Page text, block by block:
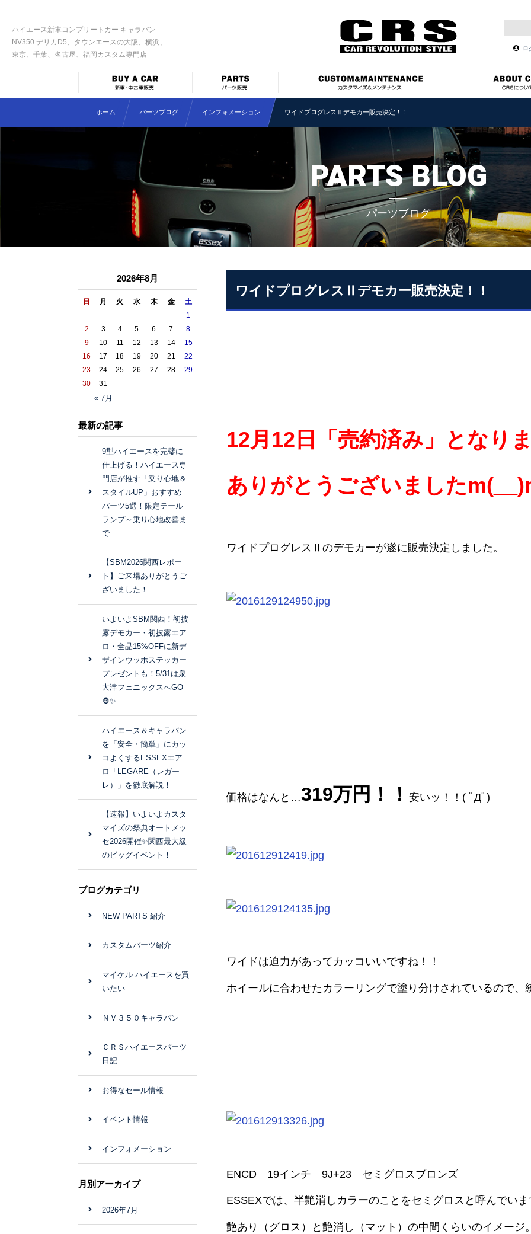
ハイエース新車コンプリートカー キャラバン
NV350 デリカD5、タウンエースの大阪、横浜、
東京、千葉、名古屋、福岡カスタム専門店
ロ
ホーム パーツブログ インフォメーション ワイドプログレスⅡデモカー販売決定！！
PARTS BLOG
パーツブログ
ワイドプログレスⅡデモカー販売決定！！
12月12日「売約済み」となり
ありがとうございました
ワイドプログレスⅡのデモカーが遂に販売決定しました。
価格はなんと…319万円！！ 安いッ！！( ﾟДﾟ)
ワイドは迫力があってカッコいいですね！！
ホイールに合わせたカラーリングで塗り分けされているので、
ENCD 19インチ 9J+23 セミグロスブロンズ
ESSEXでは、半艶消しカラーのことをセミグロスと呼んでいま
艶あり（グロス）と艶消し（マット）の中間くらいのイメージ
2026年8月
日 月 火 水 木 金 土
« 7月
1
2
3 4 5 6 7
8
9
10 11 12 13 14
15
16
17 18 19 20 21
22
23
24 25 26 27 28
29
30
31
最新の記事
9型ハイエースを完璧に
仕上げる！ハイエース専
門店が推す「乗り心地＆
スタイルUP」おすすめ
パーツ5選！限定テール
ランプ～乗り心地改善ま
で
【SBM2026関西レポー
ト】ご来場ありがとうご
ざいました！
いよいよSBM関西！初披
露デモカー・初披露エア
ロ・全品15%OFFに新デ
ザインウッホステッカー
プレゼントも！5/31は泉
大津フェニックスへGO
🦍✨
ハイエース＆キャラバン
を「安全・簡単」にカッ
コよくするESSEXエア
ロ「LEGARE（レガー
レ）」を徹底解説！
【速報】いよいよカスタ
マイズの祭典オートメッ
セ2026開催✨関西最大級
のビッグイベント！
ブログカテゴリ
NEW PARTS 紹介
カスタムパーツ紹介
マイケル ハイエースを買
いたい
ＮＶ３５０キャラバン
ＣＲＳハイエースパーツ
日記
お得なセール情報
イベント情報
インフォメーション
月別アーカイブ
2026年7月